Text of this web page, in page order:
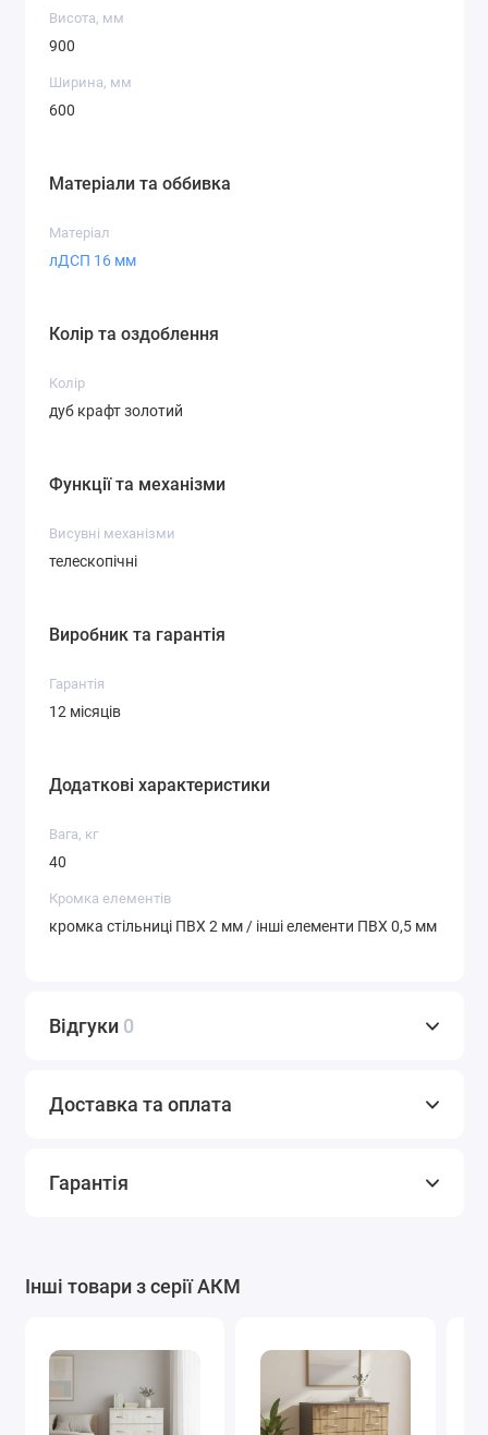
Висота, мм
900
Ширина, мм
600
Матеріали та оббивка
Матеріал
лДСП 16 мм
Колір та оздоблення
Колір
дуб крафт золотий
Функції та механізми
Висувні механізми
телескопічні
Виробник та гарантія
Гарантія
12 місяців
Додаткові характеристики
Вага, кг
40
Кромка елементів
кромка стільниці ПВХ 2 мм / інші елементи ПВХ 0,5 мм
Відгуки 0
Доставка та оплата
Гарантія
Інші товари з серії АКМ